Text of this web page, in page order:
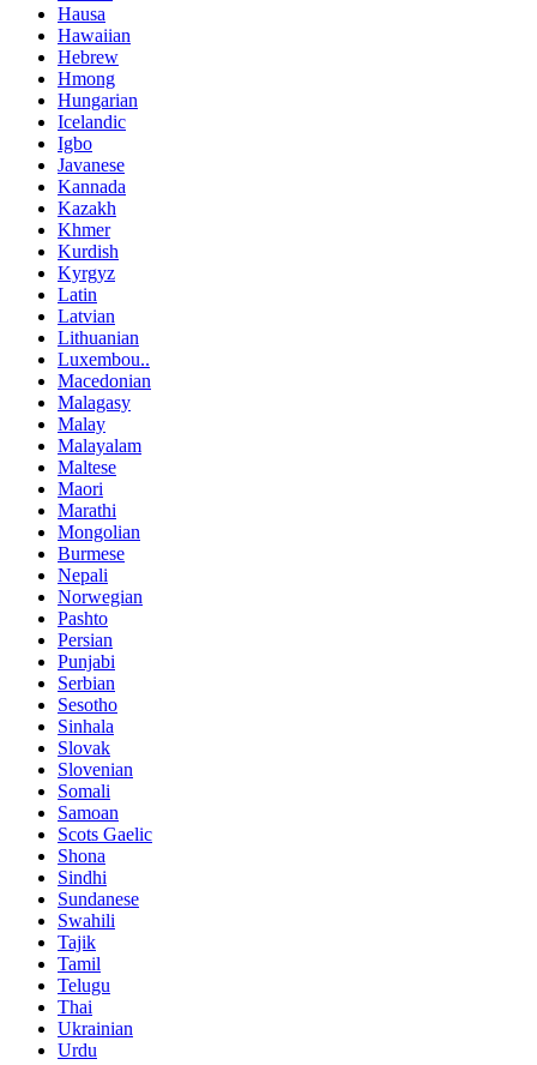
Hausa
Hawaiian
Hebrew
Hmong
Hungarian
Icelandic
Igbo
Javanese
Kannada
Kazakh
Khmer
Kurdish
Kyrgyz
Latin
Latvian
Lithuanian
Luxembou..
Macedonian
Malagasy
Malay
Malayalam
Maltese
Maori
Marathi
Mongolian
Burmese
Nepali
Norwegian
Pashto
Persian
Punjabi
Serbian
Sesotho
Sinhala
Slovak
Slovenian
Somali
Samoan
Scots Gaelic
Shona
Sindhi
Sundanese
Swahili
Tajik
Tamil
Telugu
Thai
Ukrainian
Urdu